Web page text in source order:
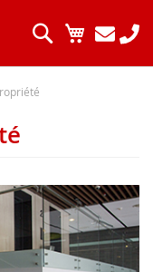
Mon
Chercher